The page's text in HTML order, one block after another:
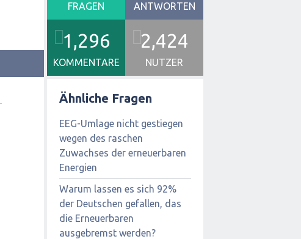
FRAGEN ANTWORTEN
1,296
KOMMENTARE
2,424
NUTZER
Ähnliche Fragen
EEG-Umlage nicht gestiegen
wegen des raschen
Zuwachses der erneuerbaren
Energien
Warum lassen es sich 92%
der Deutschen gefallen, das
die Erneuerbaren
ausgebremst werden?